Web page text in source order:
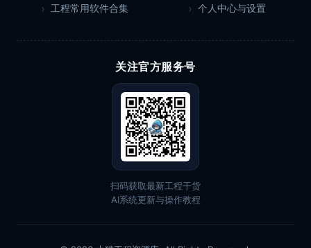
工程常用软件合集
个人中心与设置
关注官方服务号
扫码获取最新工程干货
AI系统更新与操作教程